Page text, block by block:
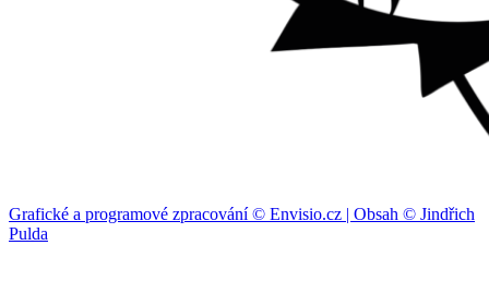
Grafické a programové zpracování © Envisio.cz | Obsah © Jindřich
Pulda